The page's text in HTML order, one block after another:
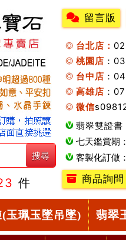
件
留言版
台北店：
桃園店 ：
台中店 ：
高雄店 ：
微信
翡翠雙證書
七天鑑賞期
客製化訂做
商品詢問
玉珮玉墜吊墜) 翡翠